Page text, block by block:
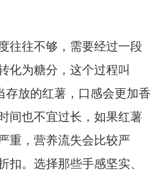
往往不够，需要经过一段
化为糖分，这个过程叫
存放的红薯，口感会更加香
间也不宜过长，如果红薯
重，营养流失会比较严
扣。选择那些手感坚实、